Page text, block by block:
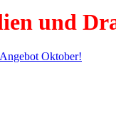
und
Angebot Oktober!